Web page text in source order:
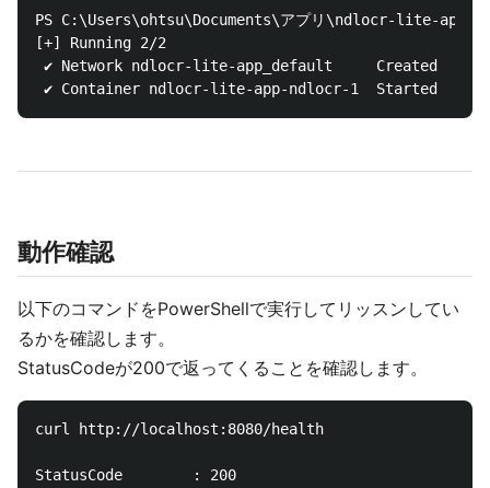
PS C:\Users\ohtsu\Documents\アプリ\ndlocr-lite-app>
[+] Running 2/2
✔ Network ndlocr-lite-app_default
動作確認
以下のコマンドをPowerShellで実行してリッスンしてい
るかを確認します。
StatusCodeが200で返ってくることを確認します。
curl http://localhost:8080/health
StatusCode        : 200